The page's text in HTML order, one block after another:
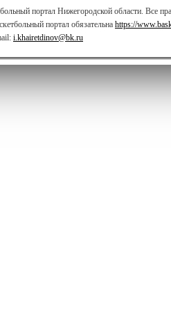
портал Нижегородской области. Все
портал обязательна https://
i.khairetdinov@bk.ru